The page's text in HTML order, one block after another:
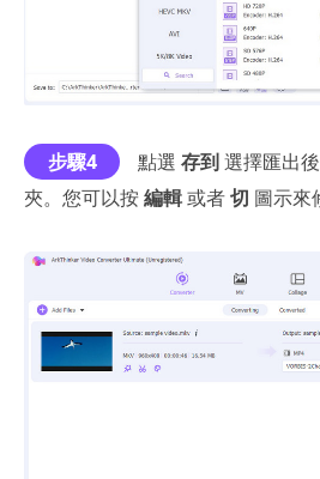
步驟4 點選 存到選擇匯出
夾。您可以按編輯或者切 圖示來